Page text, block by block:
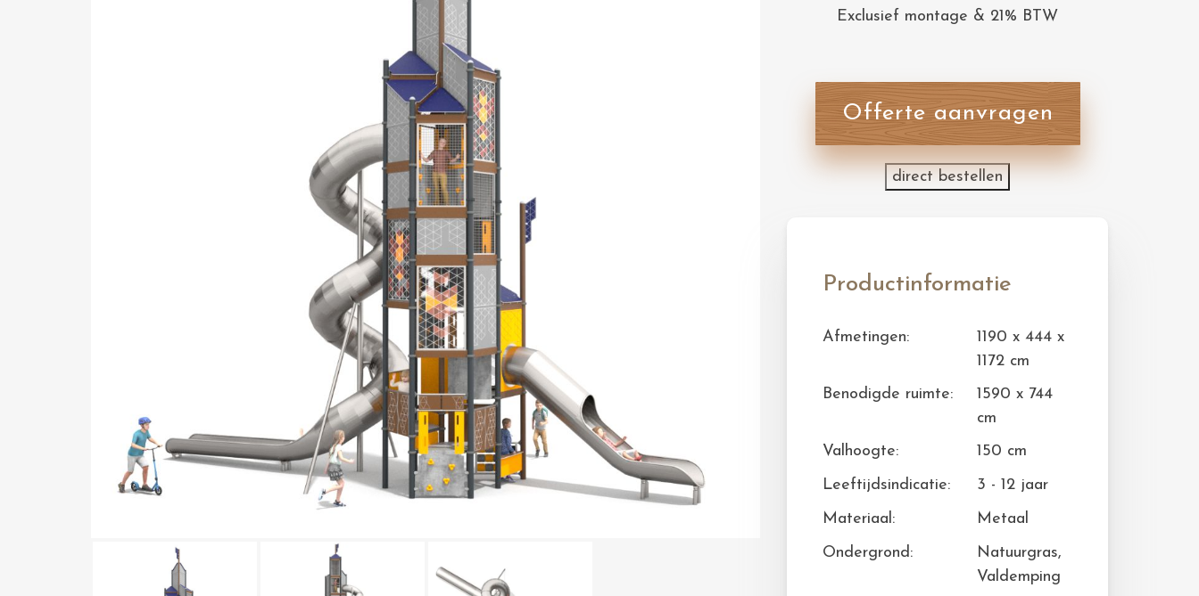
Exclusief montage & 21% BTW
Offerte aanvragen
direct bestellen
Productinformatie
Afmetingen:
1190 x 444 x
1172 cm
Benodigde ruimte:
1590 x 744
cm
Valhoogte:
150 cm
Leeftijdsindicatie:
3 - 12 jaar
Materiaal:
Metaal
Ondergrond:
Natuurgras,
Valdemping